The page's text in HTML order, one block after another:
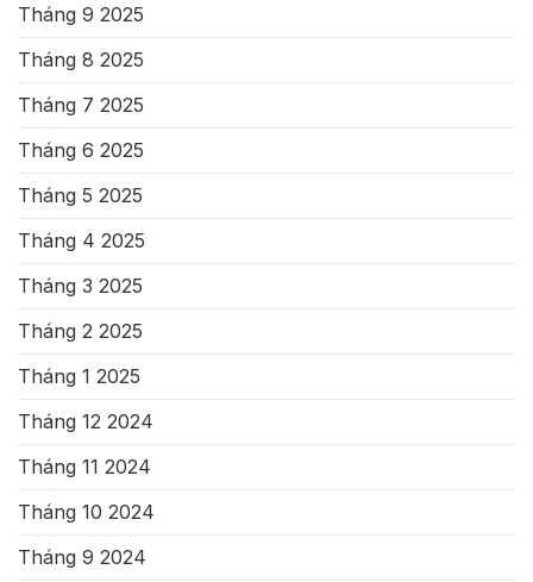
Tháng 9 2025
Tháng 8 2025
Tháng 7 2025
Tháng 6 2025
Tháng 5 2025
Tháng 4 2025
Tháng 3 2025
Tháng 2 2025
Tháng 1 2025
Tháng 12 2024
Tháng 11 2024
Tháng 10 2024
Tháng 9 2024